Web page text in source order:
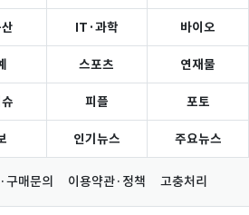
IT·과학 바이오
스포츠 연재물
피플 포토
인기뉴스 주요뉴스
구매문의 이용약관·정책 고충처리